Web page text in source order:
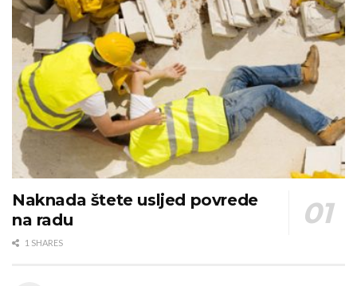
Naknada štete usljed povrede
na radu
1 SHARES